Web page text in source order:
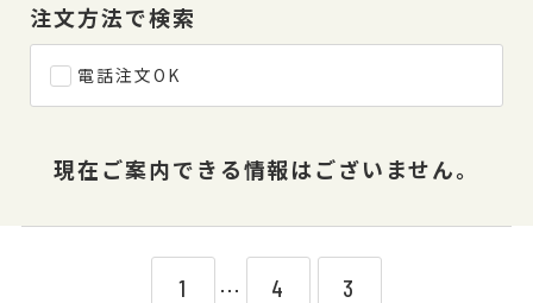
注文方法で検索
電話注文OK
現在ご案内できる情報はございません。
1 ⋯ 4 3